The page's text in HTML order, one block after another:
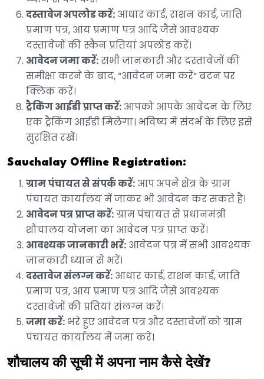
दस्तावेज अपलोड करें: आधार कार्ड, राशन कार्ड, जाति
प्रमाण पत्र, आय प्रमाण पत्र आदि जैसे आवश्यक
दस्तावेजों की स्कैन प्रतियां अपलोड करें।
आवेदन जमा करें:सभी जानकारी और दस्तावेजों की
समीक्षा करने के बाद, “आवेदन जमा करें” बटन पर
क्लिक करें।
ट्रैकिंग आईडी प्राप्त करें: आपको आपके आवेदन के लिए
एक ट्रैकिंग आईडी मिलेगा। भविष्य में संदर्भ के लिए इसे
सुरक्षित रखें।
Sauchalay Offline Registration:
ग्राम पंचायत से संपर्क करें: आप अपने क्षेत्र के ग्राम
पंचायत कार्यालय में जाकर भी आवेदन कर सकते हैं।
आवेदन पत्र प्राप्त करें:ग्राम पंचायत से प्रधानमंत्री
शौचालय योजना का आवेदन पत्र प्राप्त करें।
आवश्यक जानकारी भरें: आवेदन पत्र में सभी आवश्यक
जानकारी ध्यान से भरें।
दस्तावेज संलग्न करें: आधार कार्ड, राशन कार्ड, जाति
प्रमाण पत्र, आय प्रमाण पत्र आदि जैसे आवश्यक
दस्तावेजों की प्रतियां संलग्न करें।
जमा करें: भरे हुए आवेदन पत्र और दस्तावेजों को ग्राम
पंचायत कार्यालय में जमा करें।
शौचालय की सूची में अपना नाम कैसे देखें?